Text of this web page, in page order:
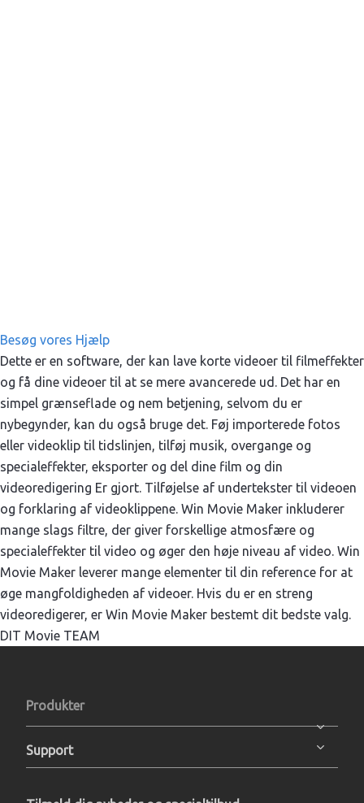
Besøg vores Hjælp
Dette er en software, der kan lave korte videoer til filmeffekter
og få dine videoer til at se mere avancerede ud. Det har en
simpel grænseflade og nem betjening, selvom du er
nybegynder, kan du også bruge det. Føj importerede fotos
eller videoklip til tidslinjen, tilføj musik, overgange og
specialeffekter, eksporter og del dine film og din
videoredigering Er gjort. Tilføjelse af undertekster til videoen
og forklaring af videoklippene. Win Movie Maker inkluderer
mange slags filtre, der giver forskellige atmosfære og
specialeffekter til video og øger den høje niveau af video. Win
Movie Maker leverer mange elementer til din reference for at
øge mangfoldigheden af videoer. Hvis du er en streng
videoredigerer, er Win Movie Maker bestemt dit bedste valg.
DIT Movie TEAM
Produkter
Support